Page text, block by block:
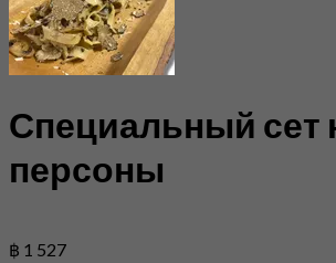
Специальный сет
персоны
฿ 1 527